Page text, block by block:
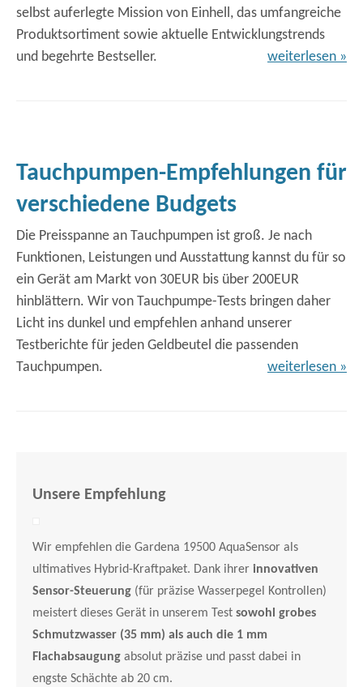
selbst auferlegte Mission von Einhell, das umfangreiche
Produktsortiment sowie aktuelle Entwicklungstrends
und begehrte Bestseller.
weiterlesen »
Tauchpumpen-Empfehlungen für
verschiedene Budgets
Die Preisspanne an Tauchpumpen ist groß. Je nach
Funktionen, Leistungen und Ausstattung kannst du für so
ein Gerät am Markt von 30EUR bis über 200EUR
hinblättern. Wir von Tauchpumpe-Tests bringen daher
Licht ins dunkel und empfehlen anhand unserer
Testberichte für jeden Geldbeutel die passenden
Tauchpumpen.
weiterlesen »
Unsere Empfehlung
Wir empfehlen die Gardena 19500 AquaSensor als
ultimatives Hybrid-Kraftpaket. Dank ihrer innovativen
Sensor-Steuerung (für präzise Wasserpegel Kontrollen)
meistert dieses Gerät in unserem Test sowohl grobes
Schmutzwasser (35 mm) als auch die 1 mm
Flachabsaugung absolut präzise und passt dabei in
engste Schächte ab 20 cm.